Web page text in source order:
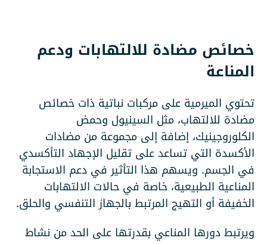
خصائص مضادة للالتهابات ودعم
المناعة
تحتوي الميرمية على مركبات نباتية ذات خصائص
مضادة للالتهاب، مثل السينيول وحمض
الكلوروجينيك، إضافة إلى مجموعة من مضادات
الأكسدة التي تساعد على تقليل الإجهاد التأكسدي
في الجسم. ويسهم هذا التأثير في دعم الاستجابة
المناعية الطبيعية، خاصة في حالات الالتهابات
الخفيفة أو التهيج المرتبط بالجهاز التنفسي والحلق.
ويرتبط دورها المناعي بقدرتها على الحد من نشاط